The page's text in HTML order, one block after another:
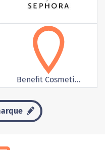
Benefit Cosmeti...